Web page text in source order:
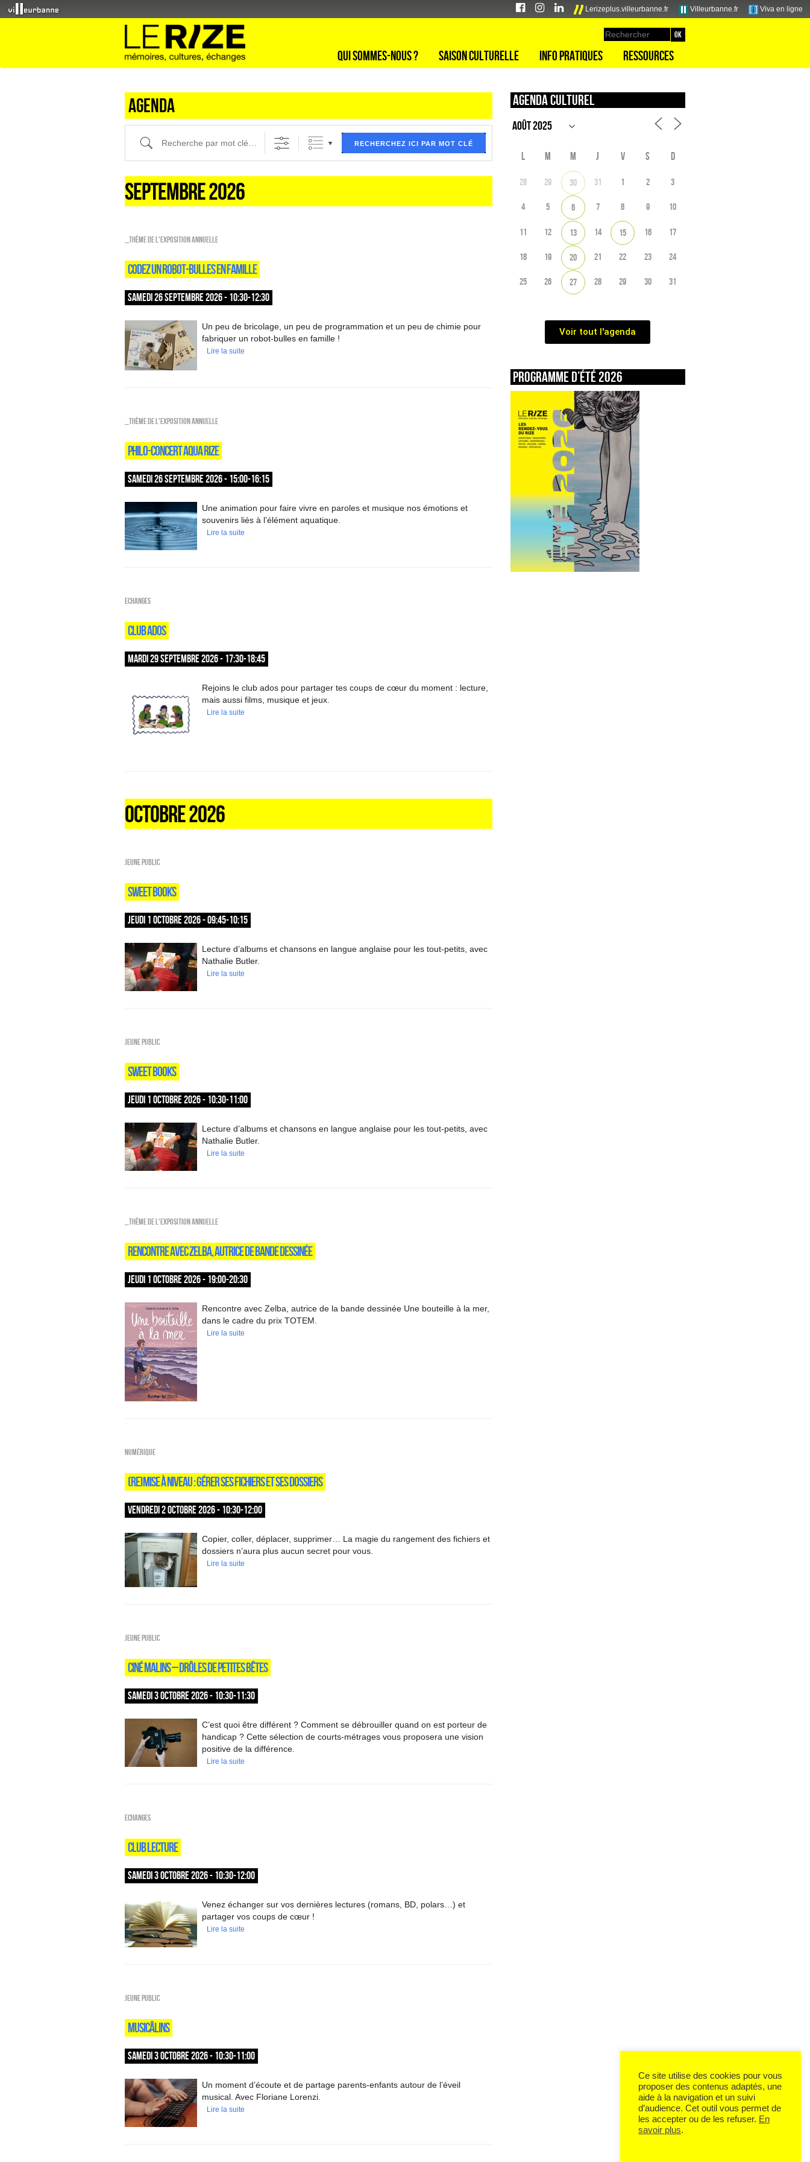
Lerizeplus.villeurbanne.fr Villeurbanne.fr Viva en ligne
Qui sommes-nous ? Saison culturelle Info pratiques Ressources
Agenda
Recherche par mot clé (ici) et / ou filtre (ci dessous) puis validez
RECHERCHEZ ICI PAR MOT CLÉ
SEPTEMBRE 2026
_Thème de l'exposition annuelle
CODEZ UN ROBOT-BULLES EN FAMILLE
SAMEDI 26 SEPTEMBRE 2026 - 10:30-12:30
Un peu de bricolage, un peu de programmation et un peu de chimie pour
fabriquer un robot-bulles en famille !
Lire la suite
_Thème de l'exposition annuelle
PHILO-CONCERT AQUA RIZE
SAMEDI 26 SEPTEMBRE 2026 - 15:00-16:15
Une animation pour faire vivre en paroles et musique nos émotions et
souvenirs liés à l’élément aquatique.
Lire la suite
ECHANGES
CLUB ADOS
MARDI 29 SEPTEMBRE 2026 - 17:30-18:45
Rejoins le club ados pour partager tes coups de cœur du moment : lecture,
mais aussi films, musique et jeux.
Lire la suite
OCTOBRE 2026
Jeune public
SWEET BOOKS
JEUDI 1 OCTOBRE 2026 - 09:45-10:15
Lecture d’albums et chansons en langue anglaise pour les tout-petits, avec
Nathalie Butler.
Lire la suite
Jeune public
SWEET BOOKS
JEUDI 1 OCTOBRE 2026 - 10:30-11:00
Lecture d’albums et chansons en langue anglaise pour les tout-petits, avec
Nathalie Butler.
Lire la suite
_Thème de l'exposition annuelle
RENCONTRE AVEC ZELBA, AUTRICE DE BANDE DESSINÉE
JEUDI 1 OCTOBRE 2026 - 19:00-20:30
Rencontre avec Zelba, autrice de la bande dessinée Une bouteille à la mer,
dans le cadre du prix TOTEM.
Lire la suite
Numérique
(RE)MISE À NIVEAU : GÉRER SES FICHIERS ET SES DOSSIERS
VENDREDI 2 OCTOBRE 2026 - 10:30-12:00
Copier, coller, déplacer, supprimer… La magie du rangement des fichiers et
dossiers n’aura plus aucun secret pour vous.
Lire la suite
Jeune public
CINÉ MALINS – DRÔLES DE PETITES BÊTES
SAMEDI 3 OCTOBRE 2026 - 10:30-11:30
C’est quoi être différent ? Comment se débrouiller quand on est porteur de
handicap ? Cette sélection de courts-métrages vous proposera une vision
positive de la différence.
Lire la suite
ECHANGES
CLUB LECTURE
SAMEDI 3 OCTOBRE 2026 - 10:30-12:00
Venez échanger sur vos dernières lectures (romans, BD, polars…) et
partager vos coups de cœur !
Lire la suite
Jeune public
MUSICÂLINS
SAMEDI 3 OCTOBRE 2026 - 10:30-11:00
Un moment d’écoute et de partage parents-enfants autour de l’éveil
musical. Avec Floriane Lorenzi.
Lire la suite
Agenda culturel
L M M J V S D
28 29 30 31 1 2 3
4 5 6 7 8 9 10
11 12 13 14 15 16 17
18 19 20 21 22 23 24
25 26 27 28 29 30 31
Voir tout l'agenda
Programme d’été 2026
Ce site utilise des cookies pour vous
proposer des contenus adaptés, une
aide à la navigation et un suivi
d’audience. Cet outil vous permet de
les accepter ou de les refuser. En
savoir plus.